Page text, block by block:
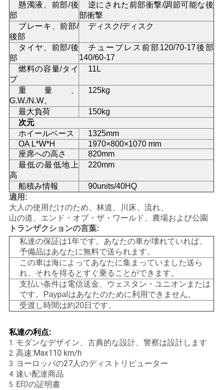
な
さ
い
地
図
プ
ラ
イ
バ
シ
ー
ポ
リ
シ
懸濁液、前部/後
部
逆にされた前部衝撃/調節可能な後
部衝撃
ブレーキ、前部/
後部
ディスク/ディスク
タイヤ、前部/後
部
チューブレス前部120/70-17後部
140/60-17
燃料の容量/タイ
プ
11L
重量、
G.W./N.W。
125kg
最大負荷
150kg
次元
ホイールベース
1325mm
OA L*W*H
1970×800×1070 mm
座席への高さ
820mm
最低の最低地上
高
220mm
船積み情報
90units/40HQ
適用:
大人の使用だけのため、林道、川床、流れ、
山の道、エンド・オブ・ザ・ワールド、農場および公園
トランザクションの言葉:
私達の保証は1年です。あなたの車が壊れていれば、
予備品はあなたに無料で送られます。
この車は海によってあなたに集まっていました送ら
れ、それを得るとすぐ乗ることができます。
支払い条件は電信送金、ウェスタン・ユニオンまたは
です。Paypalはあなたのために利用できません。
受渡し時間は約20日です。
私達の利点:
1. モダンなデザイン、古典的な設計、警察は設計します
2. 高速:Max110 km/h
3. ヨーロッパの27人のディストリビューター
4. 速い配達商品
5. E印の証明書